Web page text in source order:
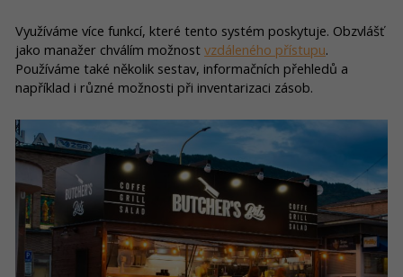
Využíváme více funkcí, které tento systém poskytuje. Obzvlášť
jako manažer chválím možnost vzdáleného přístupu.
Používáme také několik sestav, informačních přehledů a
například i různé možnosti při inventarizaci zásob.